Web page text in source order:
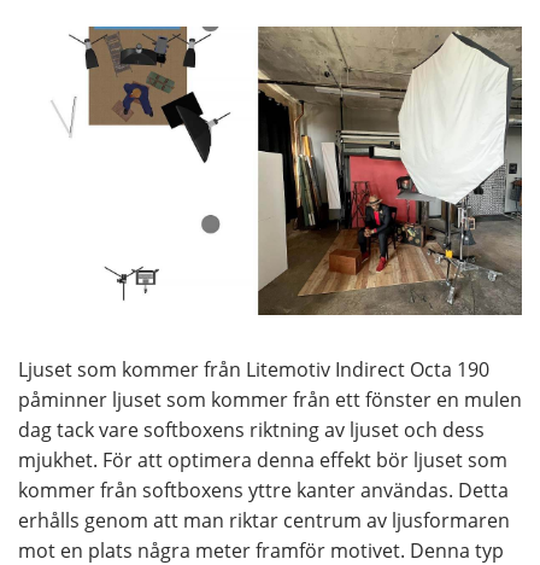
Ljuset som kommer från Litemotiv Indirect Octa 190
påminner ljuset som kommer från ett fönster en mulen
dag tack vare softboxens riktning av ljuset och dess
mjukhet. För att optimera denna effekt bör ljuset som
kommer från softboxens yttre kanter användas. Detta
erhålls genom att man riktar centrum av ljusformaren
mot en plats några meter framför motivet. Denna typ